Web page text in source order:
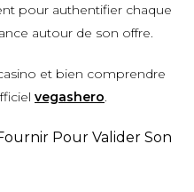
pour authentifier chaque
autour de son offre.
et bien comprendre
vegashero.
Pour Valider Son